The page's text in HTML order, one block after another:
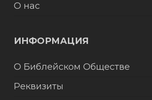
О нас
ИНФОРМАЦИЯ
О Библейском Обществе
Реквизиты